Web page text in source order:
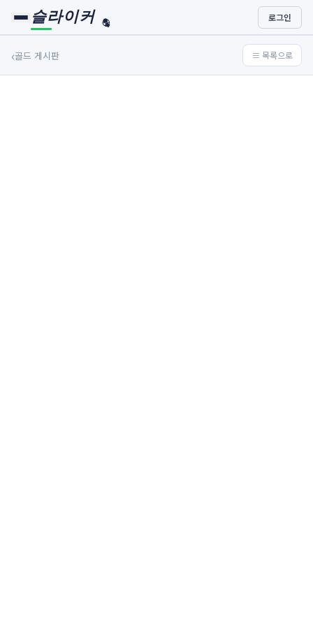
슬라이커 🏀
⚾ 로그인
‹골드 게시판 ≡ 목록으로